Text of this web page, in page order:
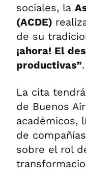
sociales, la
(ACDE)
de su
¡ahora! El
productivas”.
La cita
de Buenos
académicos,
de
sobre el rol